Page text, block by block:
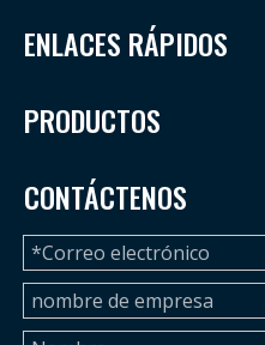
ENLACES RÁPIDOS
PRODUCTOS
CONTÁCTENOS